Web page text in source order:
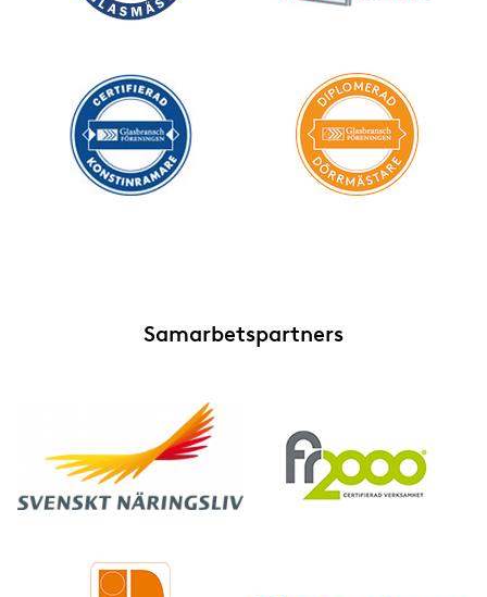
Samarbetspartners